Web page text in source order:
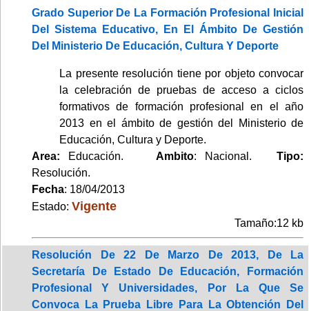
Grado Superior De La Formación Profesional Inicial
Del Sistema Educativo, En El Ámbito De Gestión
Del Ministerio De Educación, Cultura Y Deporte
La presente resolución tiene por objeto convocar
la celebración de pruebas de acceso a ciclos
formativos de formación profesional en el año
2013 en el ámbito de gestión del Ministerio de
Educación, Cultura y Deporte.
Area: Educación.Ambito: Nacional.Tipo:
Resolución.
Fecha: 18/04/2013
Estado: Vigente
Tamaño:12 kb
Resolución De 22 De Marzo De 2013, De La
Secretaría De Estado De Educación, Formación
Profesional Y Universidades, Por La Que Se
Convoca La Prueba Libre Para La Obtención Del